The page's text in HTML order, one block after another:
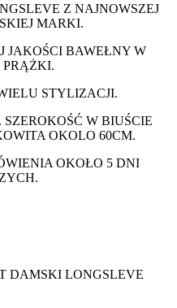
Z NAJNOWSZEJ
MARKI.
JAKOŚCI BAWEŁNY W
PRĄŻKI.
STYLIZACJI.
W BIUŚCIE
OKOLO 60CM.
OKOŁO 5 DNI
DAMSKI LONGSLEVE